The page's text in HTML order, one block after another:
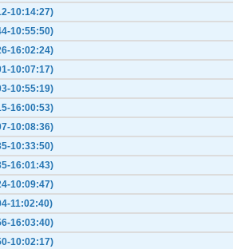
10:14:27)
10:55:50)
16:02:24)
10:07:17)
10:55:19)
16:00:53)
10:08:36)
10:33:50)
16:01:43)
10:09:47)
11:02:40)
16:03:40)
10:02:17)